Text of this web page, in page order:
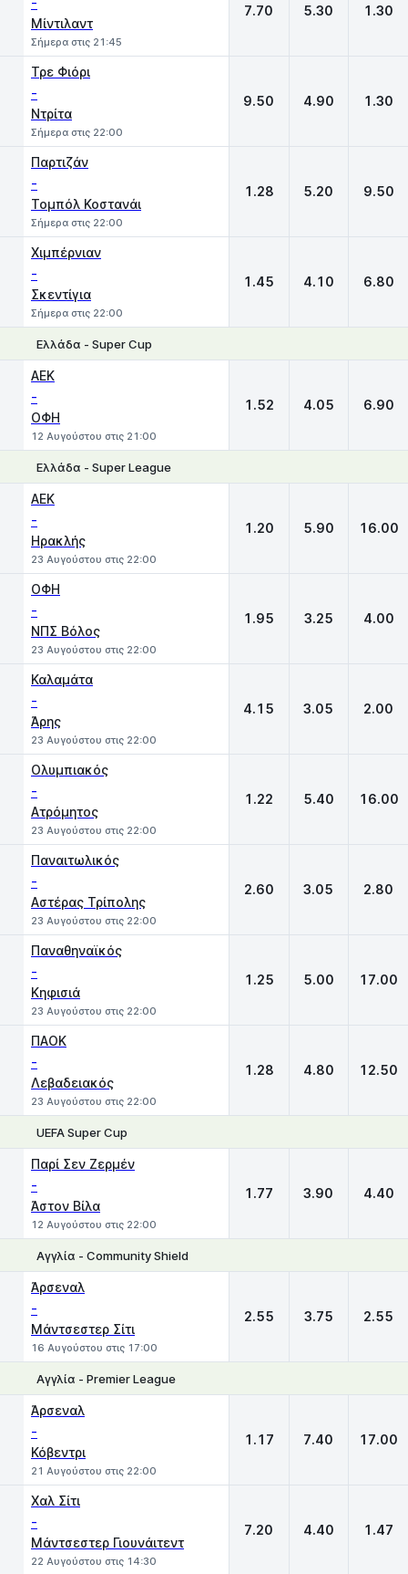
Μίντιλαντ
Σήμερα στις 21:45
7.70 5.30 1.30
Τρε Φιόρι
-
Ντρίτα
Σήμερα στις 22:00
9.50 4.90 1.30
Παρτιζάν
-
Τομπόλ Κοστανάι
Σήμερα στις 22:00
1.28 5.20 9.50
Χιμπέρνιαν
-
Σκεντίγια
Σήμερα στις 22:00
1.45 4.10 6.80
Ελλάδα - Super Cup
ΑΕΚ
-
ΟΦΗ
12 Αυγούστου στις 21:00
1.52 4.05 6.90
Ελλάδα - Super League
ΑΕΚ
-
Ηρακλής
23 Αυγούστου στις 22:00
1.20 5.90 16.00
ΟΦΗ
-
ΝΠΣ Βόλος
23 Αυγούστου στις 22:00
1.95 3.25 4.00
Καλαμάτα
-
Άρης
23 Αυγούστου στις 22:00
4.15 3.05 2.00
Ολυμπιακός
-
Ατρόμητος
23 Αυγούστου στις 22:00
1.22 5.40 16.00
Παναιτωλικός
-
Αστέρας Τρίπολης
23 Αυγούστου στις 22:00
2.60 3.05 2.80
Παναθηναϊκός
-
Κηφισιά
23 Αυγούστου στις 22:00
1.25 5.00 17.00
ΠΑΟΚ
-
Λεβαδειακός
23 Αυγούστου στις 22:00
1.28 4.80 12.50
UEFA Super Cup
Παρί Σεν Ζερμέν
-
Άστον Βίλα
12 Αυγούστου στις 22:00
1.77 3.90 4.40
Αγγλία - Community Shield
Άρσεναλ
-
Μάντσεστερ Σίτι
16 Αυγούστου στις 17:00
2.55 3.75 2.55
Αγγλία - Premier League
Άρσεναλ
-
Κόβεντρι
21 Αυγούστου στις 22:00
1.17 7.40 17.00
Χαλ Σίτι
-
Μάντσεστερ Γιουνάιτεντ
22 Αυγούστου στις 14:30
7.20 4.40 1.47